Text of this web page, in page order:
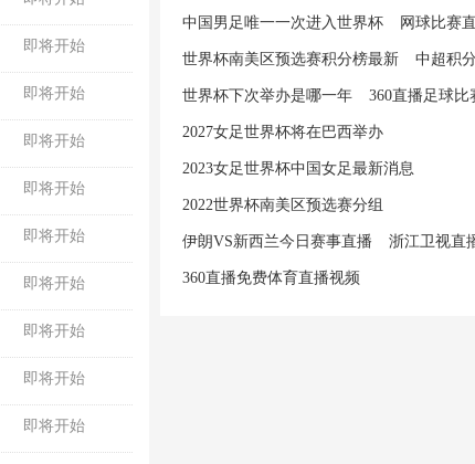
即将开始
即将开始
即将开始
即将开始
即将开始
即将开始
即将开始
即将开始
即将开始
中国男足唯一一次进入世界杯 网球比赛
世界杯南美区预选赛积分榜最新 中超积
世界杯下次举办是哪一年 360直播足球比
2027女足世界杯将在巴西举办
2023女足世界杯中国女足最新消息
2022世界杯南美区预选赛分组
伊朗VS新西兰今日赛事直播 浙江卫视直
360直播免费体育直播视频